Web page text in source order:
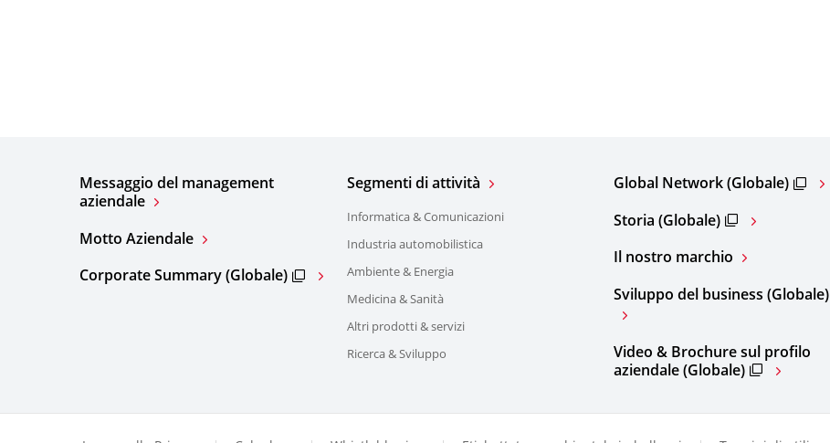
Messaggio del management
aziendale
Motto Aziendale
Corporate Summary (Globale)
Segmenti di attività
Informatica & Comunicazioni
Industria automobilistica
Ambiente & Energia
Medicina & Sanità
Altri prodotti & servizi
Ricerca & Sviluppo
Global Network (Globale)
Storia (Globale)
Il nostro marchio
Sviluppo del business (Globale)
Video & Brochure sul profilo
aziendale (Globale)